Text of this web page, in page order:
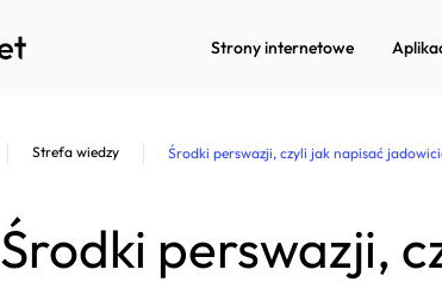
Strony internetowe
Strefa wiedzy Środki perswazji, czyli jak napisać
Środki perswazji,